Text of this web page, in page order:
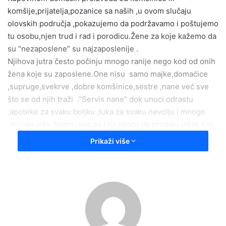
komšije,prijatelja,pozanice sa naših ,u ovom slučaju
olovskih područja ,pokazujemo da podržavamo i poštujemo
tu osobu,njen trud i rad i porodicu.Žene za koje kažemo da
su “nezaposlene” su najzaposlenije .
Njihova jutra često počinju mnogo ranije nego kod od onih
žena koje su zaposlene.One nisu samo majke,domaćice
,supruge,svekrve ,dobre komšinice,sestre ,nane već sve
što se od njih traži .”Servis nane” dok unuci odrastu
,apoteke za svaku boljku ,luka za svaku nevolju i mnogo
su napravile za zimnicu jer cijene svaki dan rastu a siguran
i zdrav proizvod je sve traženiji i nadati se cjenjeniji.
žare,maslačka pa ljetorasti i zove počinju sa radom male
kućne fabrike domaćih proizvoda pa sve do kiselog
kupusa i zimnice, spisak je dug .Kada prve pahulje zabijele
Prikaži više